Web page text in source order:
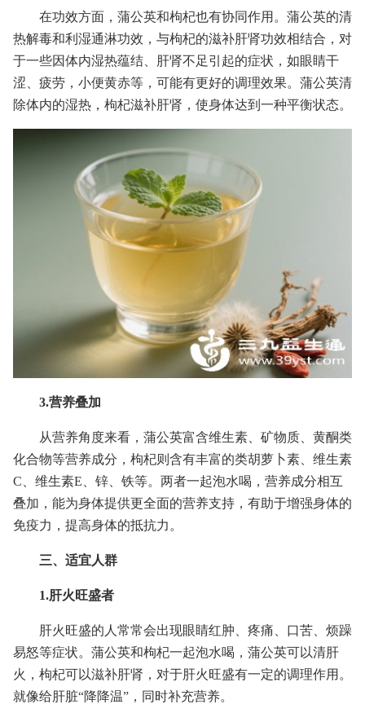
在功效方面，蒲公英和枸杞也有协同作用。蒲公英的清
热解毒和利湿通淋功效，与枸杞的滋补肝肾功效相结合，对
于一些因体内湿热蕴结、肝肾不足引起的症状，如眼睛干
涩、疲劳，小便黄赤等，可能有更好的调理效果。蒲公英清
除体内的湿热，枸杞滋补肝肾，使身体达到一种平衡状态。
3.营养叠加
从营养角度来看，蒲公英富含维生素、矿物质、黄酮类
化合物等营养成分，枸杞则含有丰富的类胡萝卜素、维生素
C、维生素E、锌、铁等。两者一起泡水喝，营养成分相互
叠加，能为身体提供更全面的营养支持，有助于增强身体的
免疫力，提高身体的抵抗力。
三、适宜人群
1.肝火旺盛者
肝火旺盛的人常常会出现眼睛红肿、疼痛、口苦、烦躁
易怒等症状。蒲公英和枸杞一起泡水喝，蒲公英可以清肝
火，枸杞可以滋补肝肾，对于肝火旺盛有一定的调理作用。
就像给肝脏“降降温”，同时补充营养。